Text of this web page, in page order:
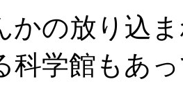
の放り込
科学館もあ